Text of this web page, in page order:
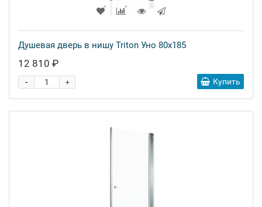
Душевая дверь в нишу Triton Уно 80x185
12 810 ₽
+
- Купить